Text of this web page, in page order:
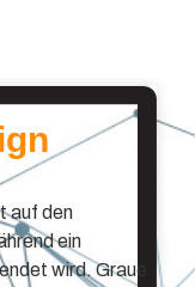
auf den
ein
wird. Graue